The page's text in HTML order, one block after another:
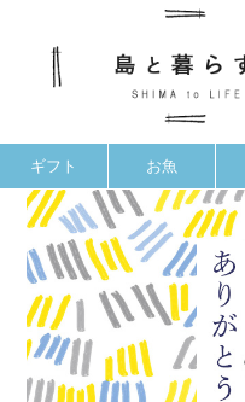
ギフト お魚